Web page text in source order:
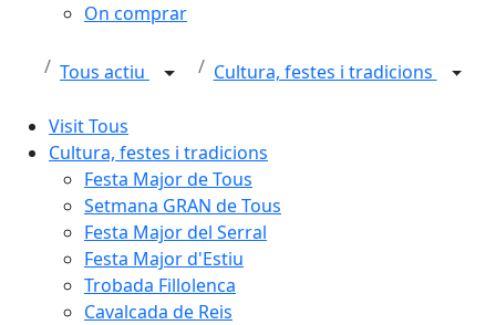
On comprar
Tous actiu Cultura, festes i tradicions
Visit Tous
Cultura, festes i tradicions
Festa Major de Tous
Setmana GRAN de Tous
Festa Major del Serral
Festa Major d'Estiu
Trobada Fillolenca
Cavalcada de Reis